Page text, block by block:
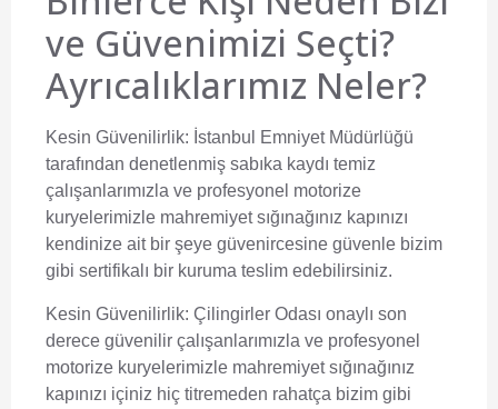
ve Güvenimizi Seçti?
Ayrıcalıklarımız Neler?
Kesin Güvenilirlik: İstanbul Emniyet Müdürlüğü
tarafından denetlenmiş sabıka kaydı temiz
çalışanlarımızla ve profesyonel motorize
kuryelerimizle mahremiyet sığınağınız kapınızı
kendinize ait bir şeye güvenircesine güvenle bizim
gibi sertifikalı bir kuruma teslim edebilirsiniz.
Kesin Güvenilirlik: Çilingirler Odası onaylı son
derece güvenilir çalışanlarımızla ve profesyonel
motorize kuryelerimizle mahremiyet sığınağınız
kapınızı içiniz hiç titremeden rahatça bizim gibi